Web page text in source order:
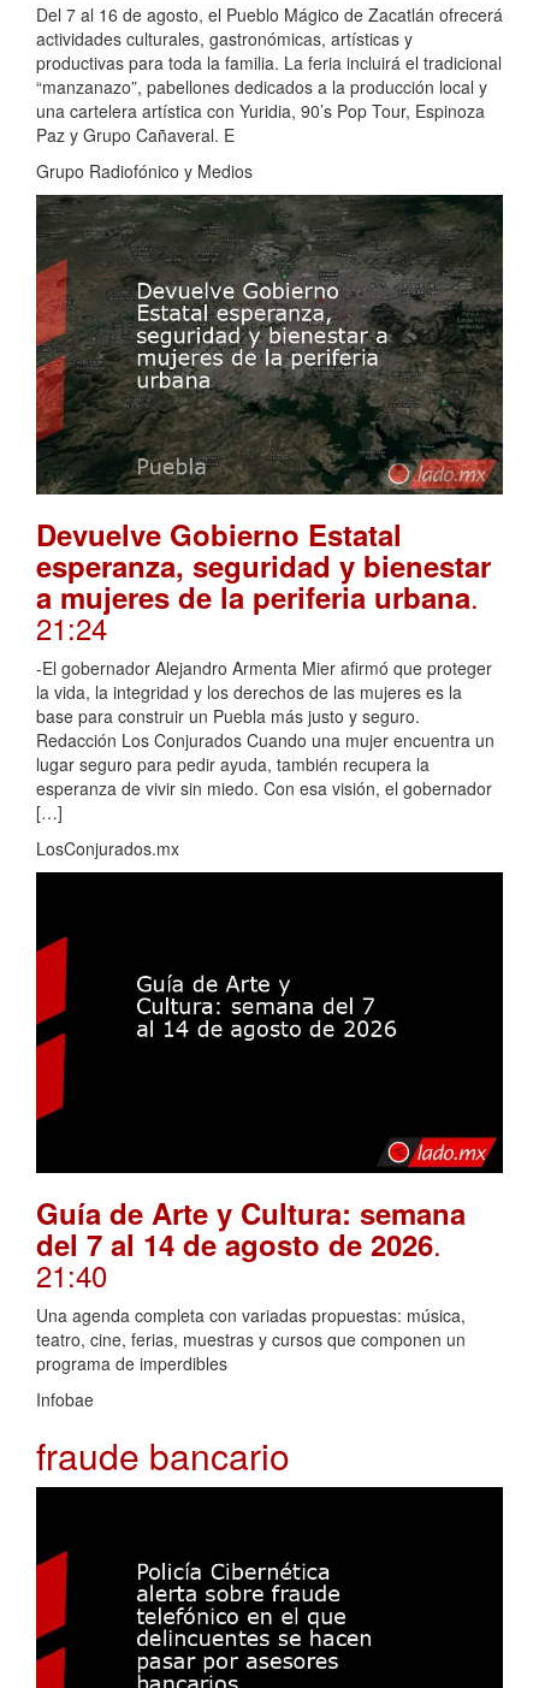
Del 7 al 16 de agosto, el Pueblo Mágico de Zacatlán ofrecerá
actividades culturales, gastronómicas, artísticas y
productivas para toda la familia. La feria incluirá el tradicional
“manzanazo”, pabellones dedicados a la producción local y
una cartelera artística con Yuridia, 90’s Pop Tour, Espinoza
Paz y Grupo Cañaveral. E
Grupo Radiofónico y Medios
Devuelve Gobierno Estatal
esperanza, seguridad y bienestar
a mujeres de la periferia urbana.
21:24
-El gobernador Alejandro Armenta Mier afirmó que proteger
la vida, la integridad y los derechos de las mujeres es la
base para construir un Puebla más justo y seguro.
Redacción Los Conjurados Cuando una mujer encuentra un
lugar seguro para pedir ayuda, también recupera la
esperanza de vivir sin miedo. Con esa visión, el gobernador
[…]
LosConjurados.mx
Guía de Arte y Cultura: semana
del 7 al 14 de agosto de 2026.
21:40
Una agenda completa con variadas propuestas: música,
teatro, cine, ferias, muestras y cursos que componen un
programa de imperdibles
Infobae
fraude bancario